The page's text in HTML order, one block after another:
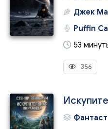
Джек
Puffin
53
356